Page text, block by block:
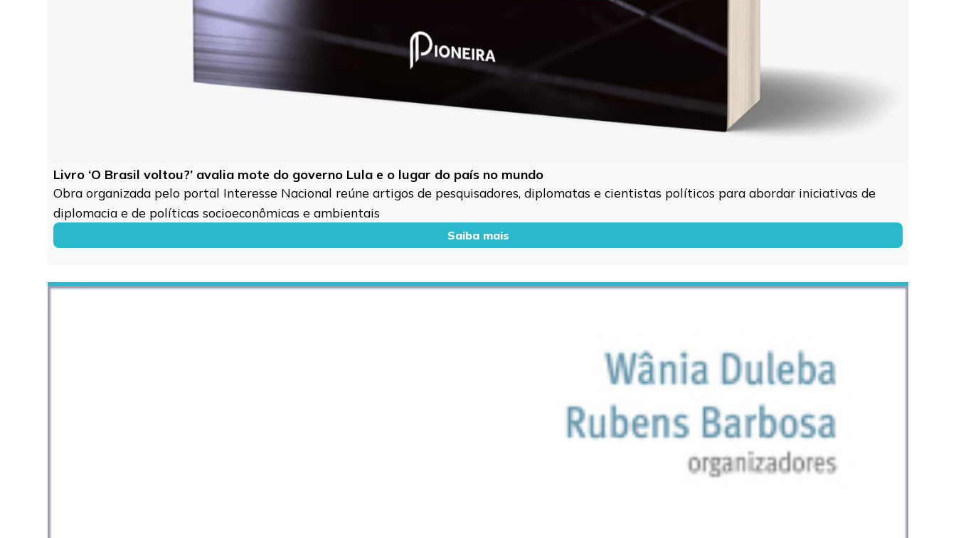
Livro ‘O Brasil voltou?’ avalia mote do governo Lula e o lugar do país no mundo
Obra organizada pelo portal Interesse Nacional reúne artigos de pesquisadores, diplomatas e cientistas políticos para abordar iniciativas de
diplomacia e de políticas socioeconômicas e ambientais
Saiba mais